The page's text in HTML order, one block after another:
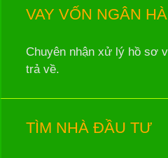
VAY VỐN NGÂN
Chuyên nhận xử lý hồ sơ
trả về.
TÌM NHÀ ĐẦU TƯ